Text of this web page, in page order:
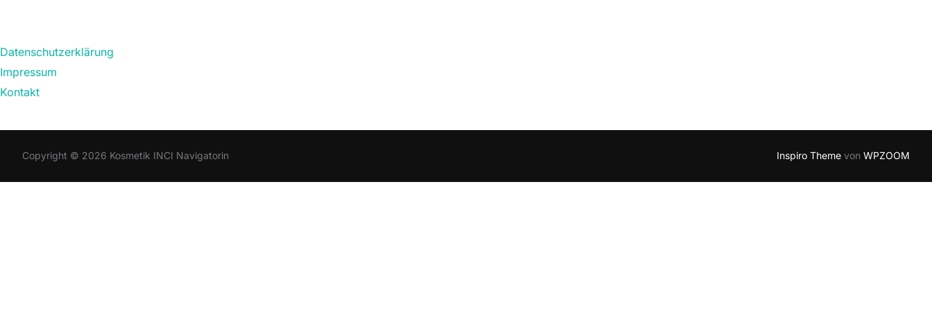
Datenschutzerklärung
Impressum
Kontakt
Copyright © 2026 Kosmetik INCI Navigatorin Inspiro Theme von WPZOOM